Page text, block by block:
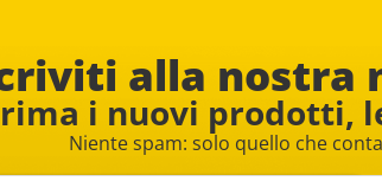
alla nostra
i nuovi prodotti,
Niente spam: solo quello che